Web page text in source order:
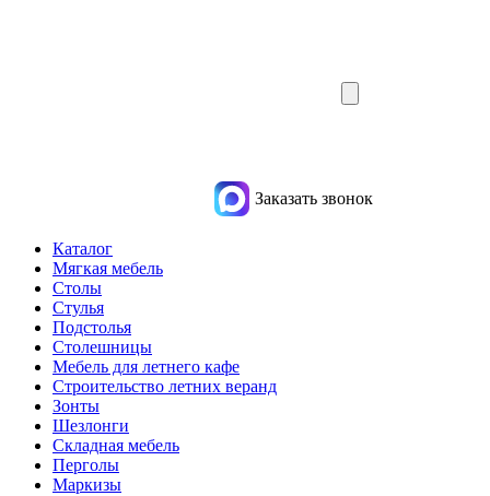
Заказать звонок
Каталог
Мягкая мебель
Столы
Стулья
Подстолья
Столешницы
Мебель для летнего кафе
Строительство летних веранд
Зонты
Шезлонги
Складная мебель
Перголы
Маркизы